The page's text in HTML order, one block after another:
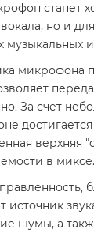
станет
но и
музыкальных
микрофона
За счет
достигается
верхняя
в миксе.
источник
шумы, а